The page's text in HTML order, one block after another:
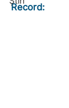
Record: